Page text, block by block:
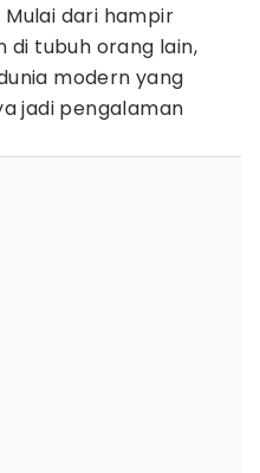
dari hampir
di tubuh orang lain,
modern yang
jadi pengalaman